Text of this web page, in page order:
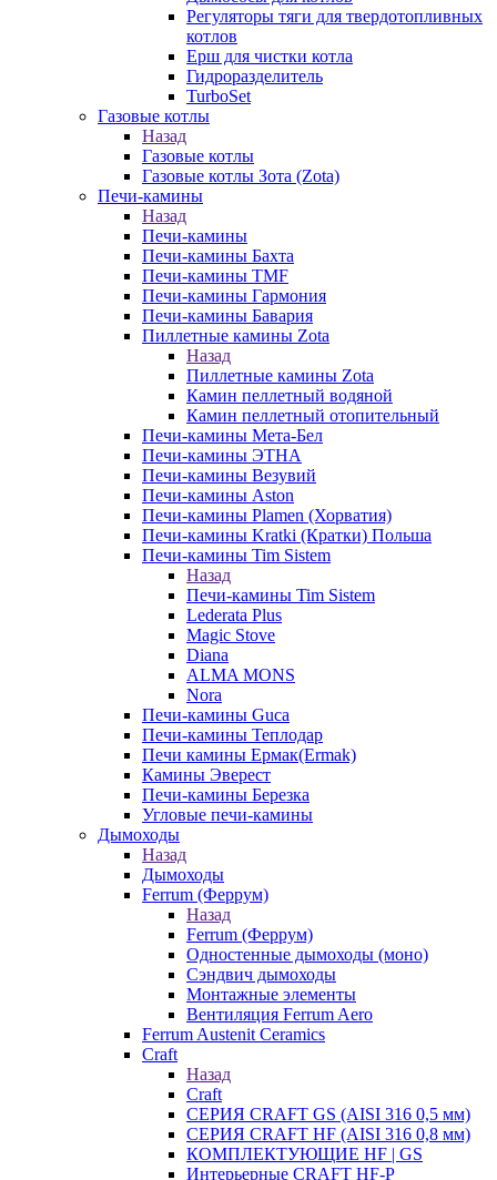
Регуляторы тяги для твердотопливных
котлов
Ерш для чистки котла
Гидроразделитель
TurboSet
Газовые котлы
Назад
Газовые котлы
Газовые котлы Зота (Zota)
Печи-камины
Назад
Печи-камины
Печи-камины Бахта
Печи-камины TMF
Печи-камины Гармония
Печи-камины Бавария
Пиллетные камины Zota
Назад
Пиллетные камины Zota
Камин пеллетный водяной
Камин пеллетный отопительный
Печи-камины Мета-Бел
Печи-камины ЭТНА
Печи-камины Везувий
Печи-камины Aston
Печи-камины Plamen (Хорватия)
Печи-камины Kratki (Кратки) Польша
Печи-камины Tim Sistem
Назад
Печи-камины Tim Sistem
Lederata Plus
Magic Stove
Diana
ALMA MONS
Nora
Печи-камины Guca
Печи-камины Теплодар
Печи камины Ермак(Ermak)
Камины Эверест
Печи-камины Березка
Угловые печи-камины
Дымоходы
Назад
Дымоходы
Ferrum (Феррум)
Назад
Ferrum (Феррум)
Одностенные дымоходы (моно)
Сэндвич дымоходы
Монтажные элементы
Вентиляция Ferrum Aero
Ferrum Austenit Ceramics
Craft
Назад
Craft
СЕРИЯ CRAFT GS (AISI 316 0,5 мм)
СЕРИЯ CRAFT HF (AISI 316 0,8 мм)
КОМПЛЕКТУЮЩИЕ HF | GS
Интерьерные CRAFT HF-P